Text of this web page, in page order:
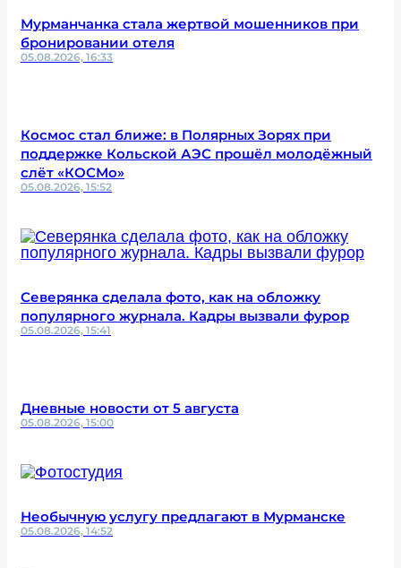
Мурманчанка стала жертвой мошенников при
бронировании отеля
05.08.2026, 16:33
Космос стал ближе: в Полярных Зорях при
поддержке Кольской АЭС прошёл молодёжный
слёт «КОСМо»
05.08.2026, 15:52
Северянка сделала фото, как на обложку
популярного журнала. Кадры вызвали фурор
05.08.2026, 15:41
Дневные новости от 5 августа
05.08.2026, 15:00
Необычную услугу предлагают в Мурманске
05.08.2026, 14:52